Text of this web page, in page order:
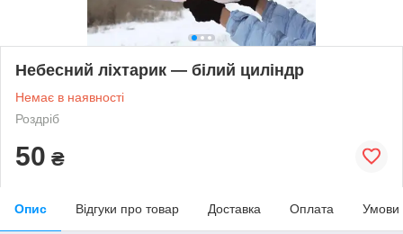
Небесний ліхтарик — білий циліндр
Немає в наявності
Роздріб
50 ₴
Опис Відгуки про товар Доставка Оплата Умови